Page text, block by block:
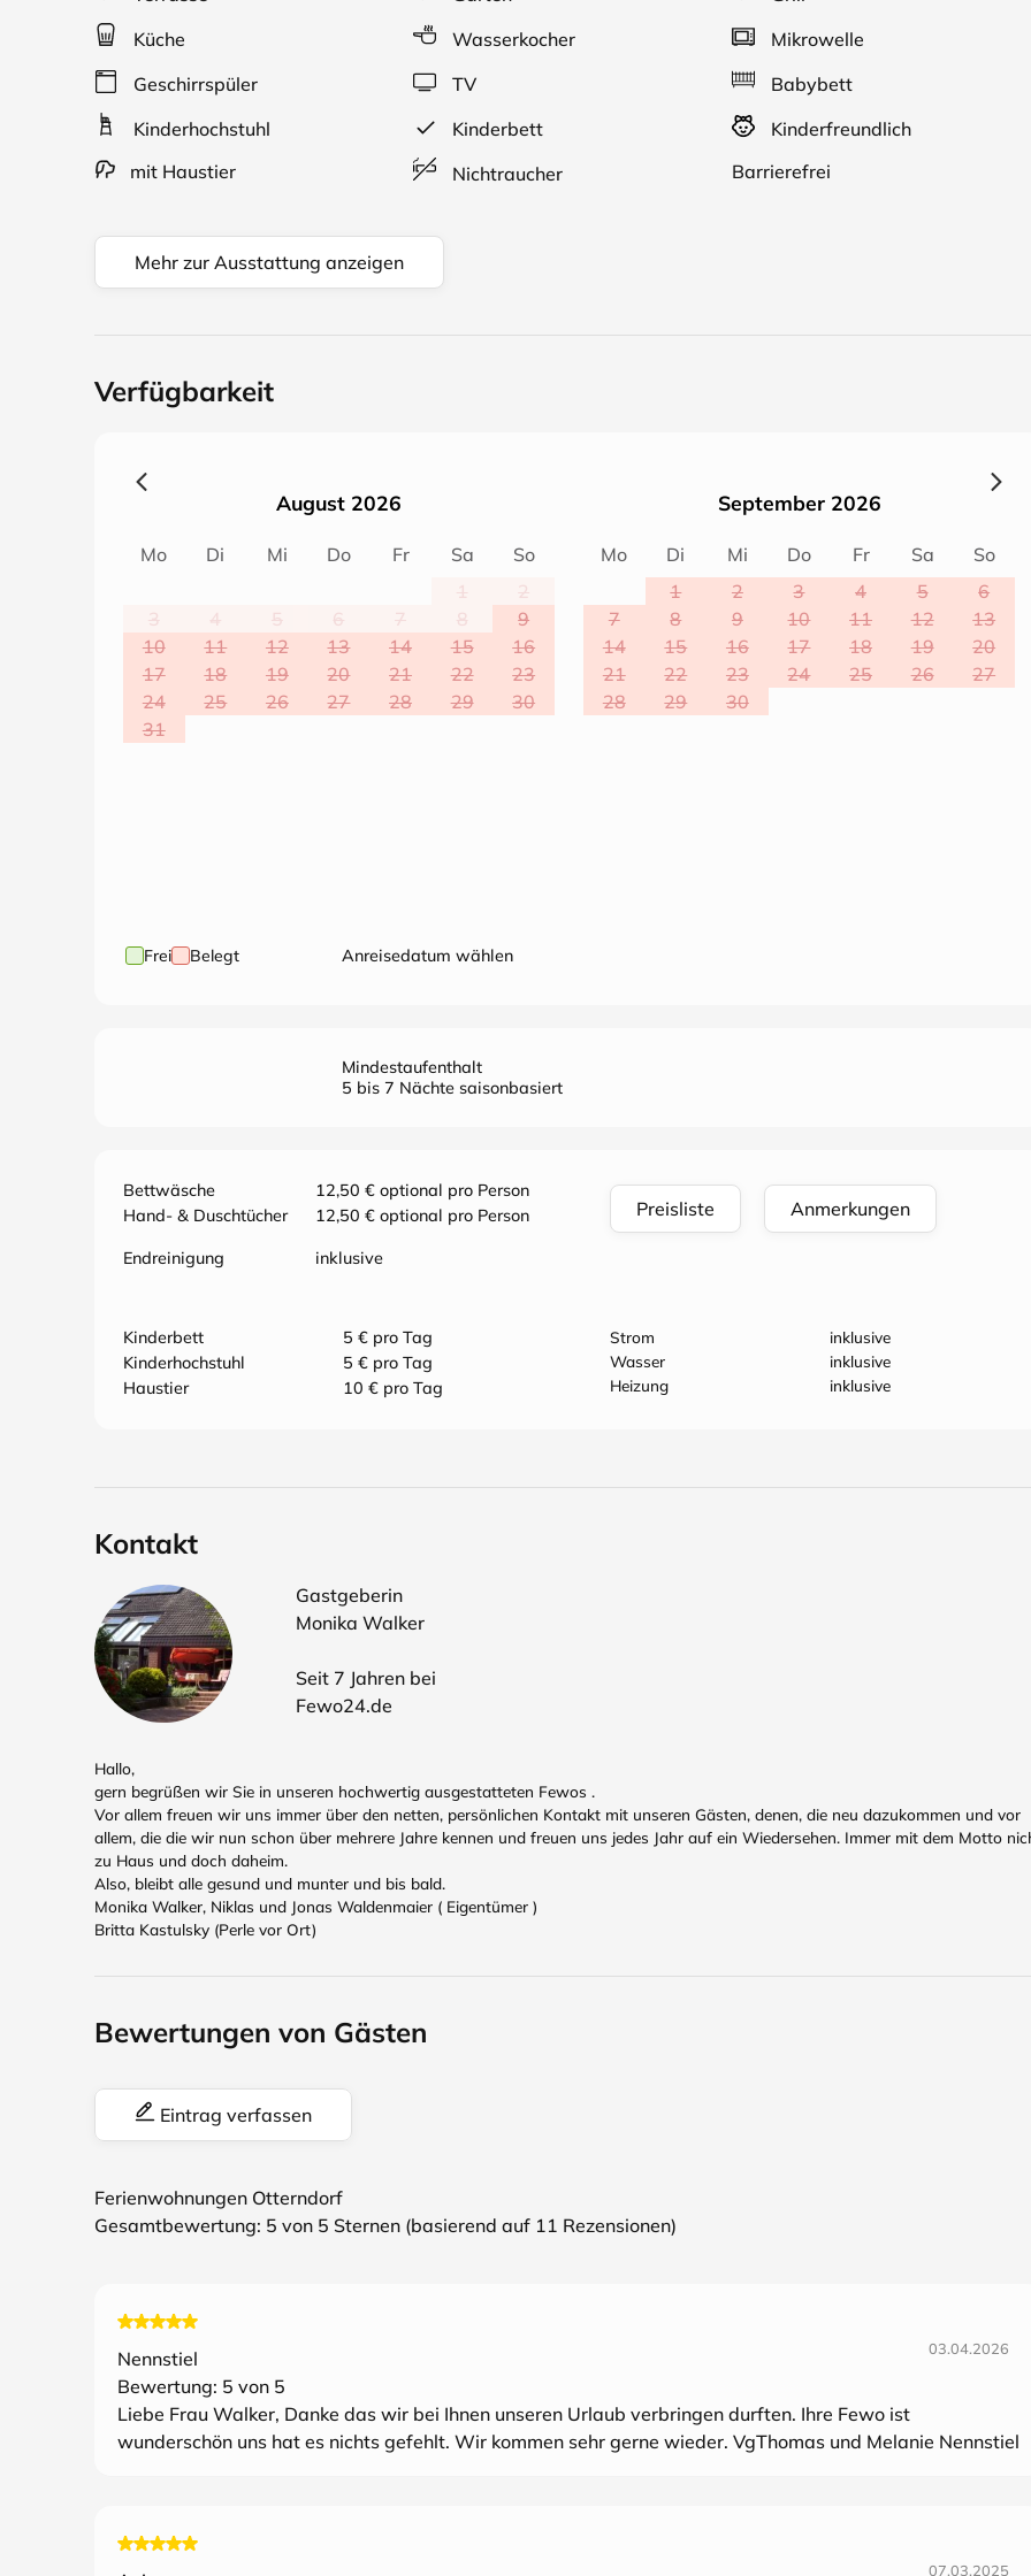
Küche
Wasserkocher
Mikrowelle
Geschirrspüler
TV
Babybett
Kinderhochstuhl
Kinderbett
Kinderfreundlich
mit Haustier
Nichtraucher Barrierefrei
Mehr zur Ausstattung anzeigen
Verfügbarkeit
August 2026
Mo Di Mi Do Fr Sa
So
1
2
3
4 5 6 7 8
9
10
11 12 13 14 15
16
17
18 19 20 21 22
23
24
25 26 27 28 29
30
31
September 2026
Mo Di Mi Do Fr Sa
So
1
2 3 4 5
6
7
8 9 10 11 12
13
14
15 16 17 18 19
20
21
22 23 24 25 26
27
28
29 30
Frei Belegt Anreisedatum wählen
Mindestaufenthalt
5 bis 7 Nächte saisonbasiert
Bettwäsche
12,50 € optional pro Person
Hand- & Duschtücher
12,50 € optional pro Person
Endreinigung inklusive
Preisliste Anmerkungen
Kinderbett
5 € pro Tag
Kinderhochstuhl
5 € pro Tag
Haustier
10 € pro Tag
Strom
inklusive
Wasser
inklusive
Heizung
inklusive
Kontakt
Gastgeberin
Monika Walker
Seit 7 Jahren bei
Fewo24.de
Hallo,
gern begrüßen wir Sie in unseren hochwertig ausgestatteten Fewos .
Vor allem freuen wir uns immer über den netten, persönlichen Kontakt mit unseren Gästen, denen, die neu dazukommen und vor
allem, die die wir nun schon über mehrere Jahre kennen und freuen uns jedes Jahr auf ein Wiedersehen. Immer mit dem Motto
zu Haus und doch daheim.
Also, bleibt alle gesund und munter und bis bald.
Monika Walker, Niklas und Jonas Waldenmaier ( Eigentümer )
Britta Kastulsky (Perle vor Ort)
Bewertungen von Gästen
Eintrag verfassen
Ferienwohnungen Otterndorf
Gesamtbewertung: 5 von 5 Sternen (basierend auf 11 Rezensionen)
Nennstiel 03.04.2026
Bewertung: 5 von 5
Liebe Frau Walker, Danke das wir bei Ihnen unseren Urlaub verbringen durften. Ihre Fewo ist
wunderschön uns hat es nichts gefehlt. Wir kommen sehr gerne wieder. VgThomas und Melanie Nennstiel
07.03.2025